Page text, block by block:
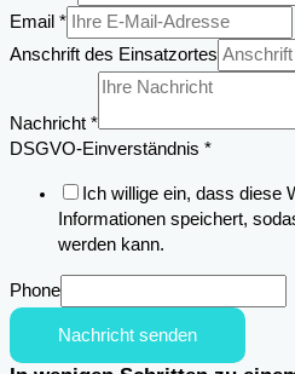
Nachricht
Einsatzortes
Email *
Anschrift des Einsatzortes
Nachricht *
DSGVO-Einverständnis *
Ich willige ein, dass diese
Informationen speichert,
werden kann.
Phone
Nachricht senden